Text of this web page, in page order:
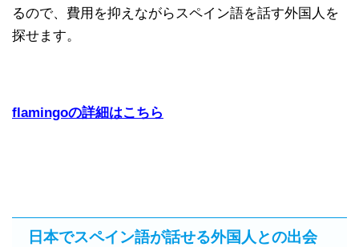
るので、費用を抑えながらスペイン語を話す外国人を
探せます。
flamingoの詳細はこちら
日本でスペイン語が話せる外国人との出会